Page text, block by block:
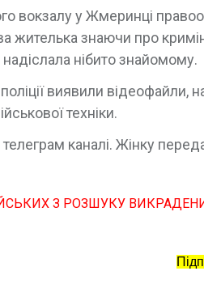
вокзалу у Жмеринці
жителька знаючи про
нібито знайомому.
виявили відеофайли,
техніки.
каналі. Жінку
З РОЗШУКУ